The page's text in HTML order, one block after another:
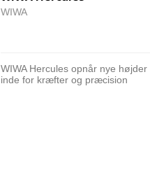
WIWA
WIWA Hercules opnår nye højder
inde for kræfter og præcision